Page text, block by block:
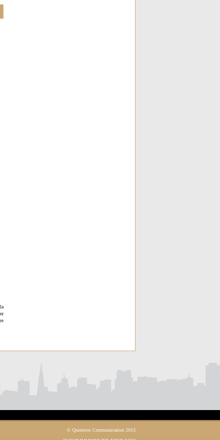
© Quintesis Communication 2013